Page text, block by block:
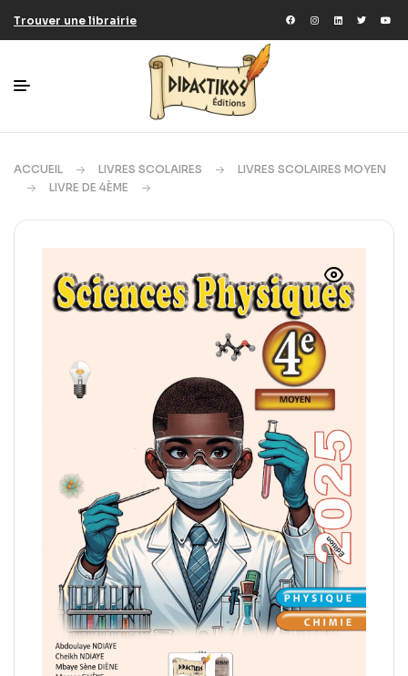
Trouver une librairie
ACCUEIL LIVRES SCOLAIRES
LIVRES SCOLAIRES MOYEN
LIVRE DE 4ÈME